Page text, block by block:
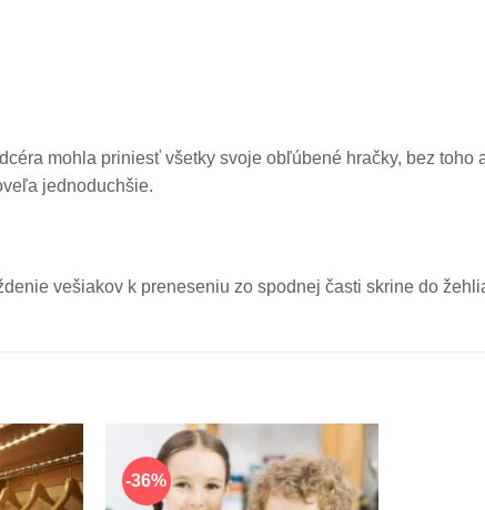
mohla priniesť všetky svoje obľúbené hračky, bez toho
jednoduchšie.
vešiakov k preneseniu zo spodnej časti skrine do
-36%